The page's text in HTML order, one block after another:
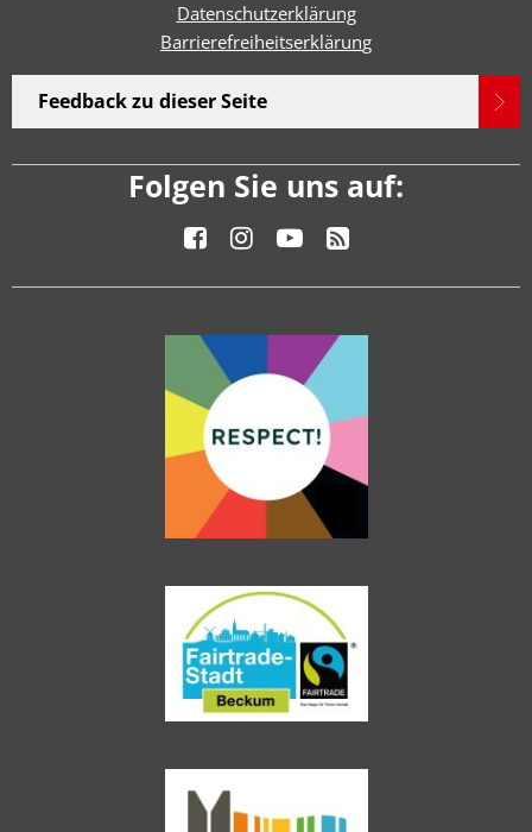
Datenschutzerklärung
Barrierefreiheitserklärung
Feedback zu dieser Seite
Folgen Sie uns auf: